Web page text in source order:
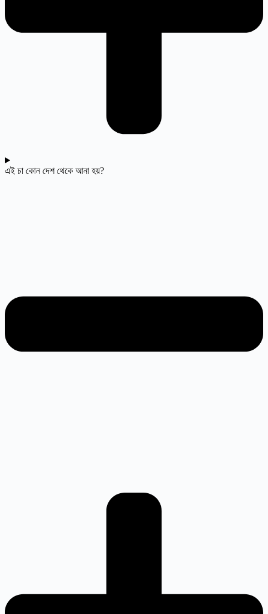
এই চা কোন দেশ থেকে আনা হয়?